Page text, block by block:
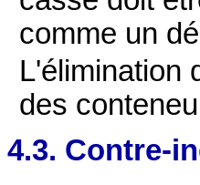
comme un
L'élimination
des
4.3. Contre-